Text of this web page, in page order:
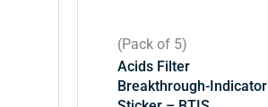
(Pack of 5)
Acids Filter
Breakthrough-Indicator